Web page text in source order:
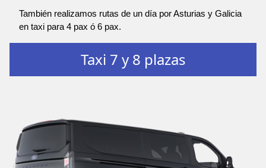
También realizamos rutas de un día por Asturias y Galicia
en taxi para 4 pax ó 6 pax.
Taxi 7 y 8 plazas